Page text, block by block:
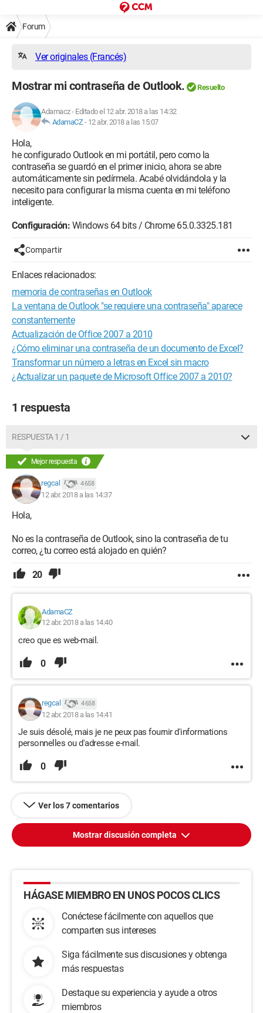
Forum
Ver originales (Francés)
Mostrar mi contraseña de Outlook. Resuelto
Adamacz- Editado el 12 abr. 2018 a las 14:32
AdamaCZ- 12 abr. 2018 a las 15:07
Hola,
he configurado Outlook en mi portátil, pero como la
contraseña se guardó en el primer inicio, ahora se abre
automáticamente sin pedírmela. Acabé olvidándola y la
necesito para configurar la misma cuenta en mi teléfono
inteligente.
Configuración: Windows 64 bits / Chrome 65.0.3325.181
Compartir
Enlaces relacionados:
memoria de contraseñas en Outlook
La ventana de Outlook "se requiere una contraseña" aparece
constantemente
Actualización de Office 2007 a 2010
¿Cómo eliminar una contraseña de un documento de Excel?
Transformar un número a letras en Excel sin macro
¿Actualizar un paquete de Microsoft Office 2007 a 2010?
1 respuesta
RESPUESTA 1 / 1
Mejor respuesta
regcal 4 658
12 abr. 2018 a las 14:37
Hola,
No es la contraseña de Outlook, sino la contraseña de tu
correo, ¿tu correo está alojado en quién?
20
AdamaCZ
12 abr. 2018 a las 14:40
creo que es web-mail.
0
regcal 4 658
12 abr. 2018 a las 14:41
Je suis désolé, mais je ne peux pas fournir d'informations
personnelles ou d'adresse e-mail.
0
Ver los 7 comentarios
Mostrar discusión completa
HÁGASE MIEMBRO EN UNOS POCOS CLICS
Conéctese fácilmente con aquellos que
comparten sus intereses
Siga fácilmente sus discusiones y obtenga
más respuestas
Destaque su experiencia y ayude a otros
miembros